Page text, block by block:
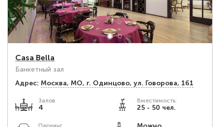
Casa Bella
Банкетный зал
Адрес: Москва, МО, г. Одинцово, ул. Говорова, 161
Залов
4
Вместимость:
25 - 50 чел.
Паркинг